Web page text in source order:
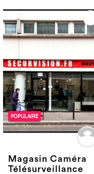
POPULAIRE
Magasin Caméra
Télésurveillance